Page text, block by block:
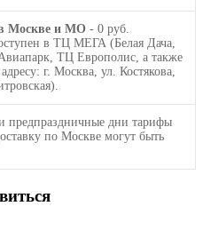
Москве и МО - 0 руб.
в ТЦ МЕГА (Белая Дача,
ТЦ Европолис, а также
г. Москва, ул. Костякова,
предпраздничные дни тарифы
по Москве могут быть